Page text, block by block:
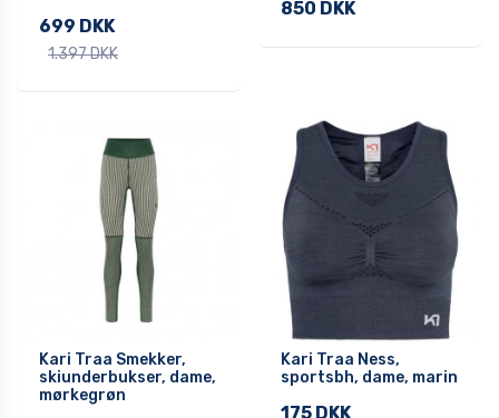
699 DKK
1.397 DKK
850 DKK
Kari Traa Smekker,
skiunderbukser, dame,
mørkegrøn
Kari Traa Ness,
sportsbh, dame, marin
175 DKK